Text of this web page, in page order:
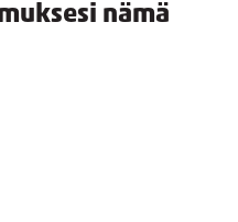
nämä